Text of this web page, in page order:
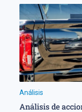
Análisis
Análisis de